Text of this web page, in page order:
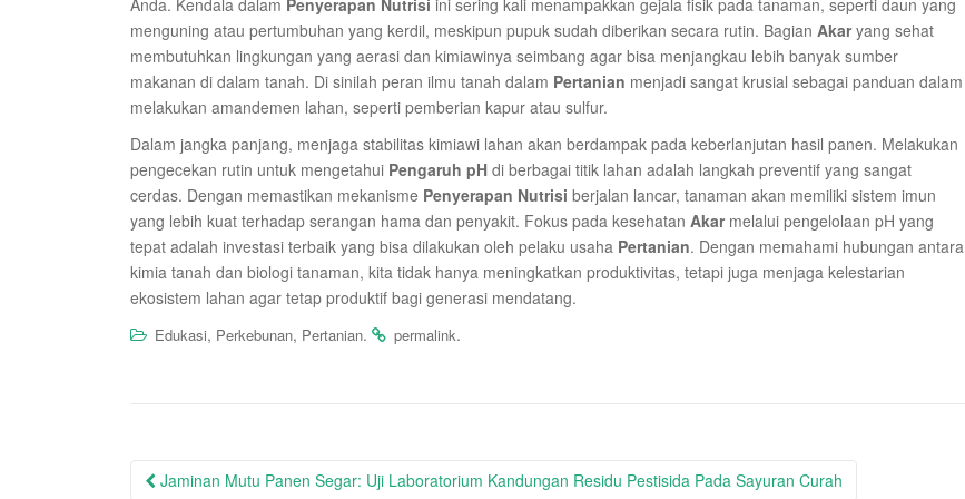
Anda. Kendala dalam Penyerapan Nutrisi ini sering kali menampakkan gejala fisik pada tanaman, seperti daun yang
menguning atau pertumbuhan yang kerdil, meskipun pupuk sudah diberikan secara rutin. Bagian Akaryang sehat
membutuhkan lingkungan yang aerasi dan kimiawinya seimbang agar bisa menjangkau lebih banyak sumber
makanan di dalam tanah. Di sinilah peran ilmu tanah dalam Pertanian menjadi sangat krusial sebagai panduan dalam
melakukan amandemen lahan, seperti pemberian kapur atau sulfur.
Dalam jangka panjang, menjaga stabilitas kimiawi lahan akan berdampak pada keberlanjutan hasil panen. Melakukan
pengecekan rutin untuk mengetahui Pengaruh pH di berbagai titik lahan adalah langkah preventif yang sangat
cerdas. Dengan memastikan mekanisme Penyerapan Nutrisi berjalan lancar, tanaman akan memiliki sistem imun
yang lebih kuat terhadap serangan hama dan penyakit. Fokus pada kesehatan Akarmelalui pengelolaan pH yang
tepat adalah investasi terbaik yang bisa dilakukan oleh pelaku usaha Pertanian. Dengan memahami hubungan antara
kimia tanah dan biologi tanaman, kita tidak hanya meningkatkan produktivitas, tetapi juga menjaga kelestarian
ekosistem lahan agar tetap produktif bagi generasi mendatang.
Edukasi, Perkebunan, Pertanian. permalink.
Post
Jaminan Mutu Panen Segar: Uji Laboratorium Kandungan Residu Pestisida Pada Sayuran Curah